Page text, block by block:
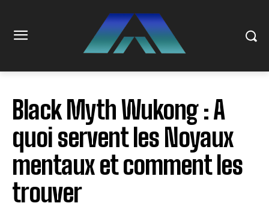
Black Myth Wukong : A
quoi servent les Noyaux
mentaux et comment les
trouver